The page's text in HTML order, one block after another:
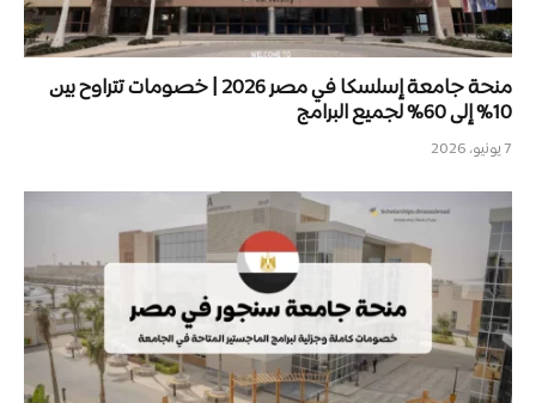
منحة جامعة إسلسكا في مصر 2026 | خصومات تتراوح بين
10% إلى 60% لجميع البرامج
7 يونيو، 2026